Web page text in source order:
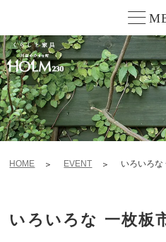
HOME EVENT いろいろな
いろいろな 一枚板